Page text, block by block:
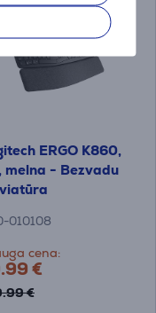
ERGO K860,
melna - Bezvadu
010108
cena:
€
€